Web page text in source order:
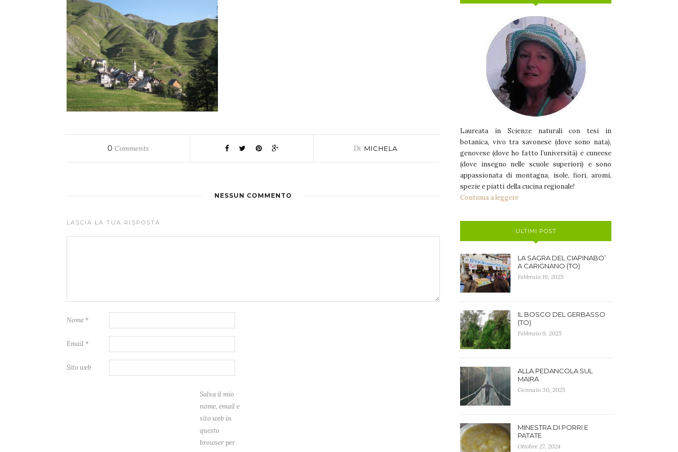
0 Comments Di MICHELA
NESSUN COMMENTO
LASCIA LA TUA RISPOSTA
Nome *
Email *
Sito web
Salva il mio
nome, email e
sito web in
questo
browser per
Laureata in Scienze naturali con tesi in
botanica, vivo tra savonese (dove sono nata),
genovese (dove ho fatto l’università) e cuneese
(dove insegno nelle scuole superiori) e sono
appassionata di montagna, isole, fiori, aromi,
spezie e piatti della cucina regionale!
Continua a leggere
ULTIMI POST
LA SAGRA DEL CIAPINABO’
A CARIGNANO (TO)
Febbraio 19, 2025
IL BOSCO DEL GERBASSO
(TO)
Febbraio 9, 2025
ALLA PEDANCOLA SUL
MAIRA
Gennaio 30, 2025
MINESTRA DI PORRI E
PATATE
Ottobre 27, 2024